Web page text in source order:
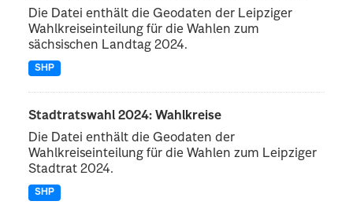
Die Datei enthält die Geodaten der Leipziger
Wahlkreiseinteilung für die Wahlen zum
sächsischen Landtag 2024.
SHP
Stadtratswahl 2024: Wahlkreise
Die Datei enthält die Geodaten der
Wahlkreiseinteilung für die Wahlen zum Leipziger
Stadtrat 2024.
SHP